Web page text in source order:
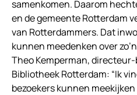
samenkomen. Daarom
en de gemeente Rotterdam
van Rotterdammers. Dat
kunnen meedenken over
Theo Kemperman,
Bibliotheek Rotterdam: “Ik
bezoekers kunnen